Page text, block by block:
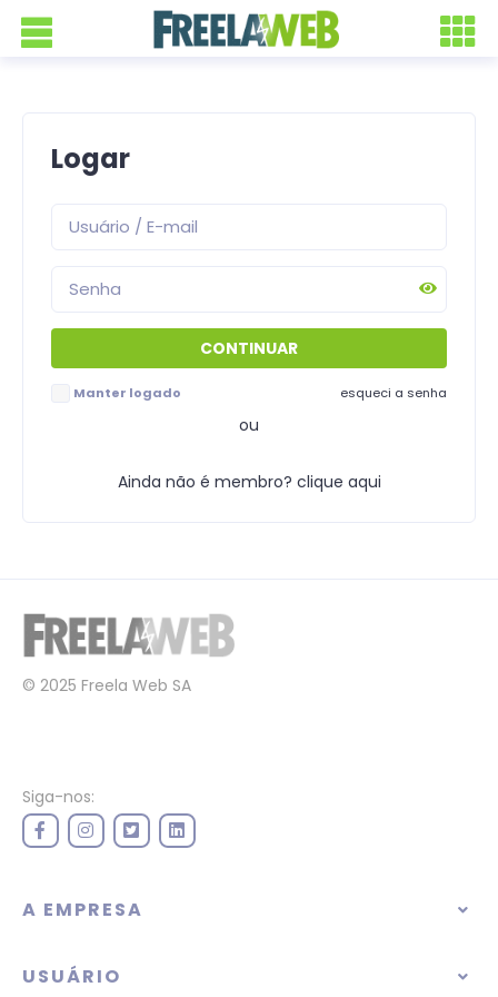
Logar
Manter logado esqueci a senha
ou
Ainda não é membro? clique aqui
© 2025 Freela Web SA
Siga-nos:
A EMPRESA
USUÁRIO